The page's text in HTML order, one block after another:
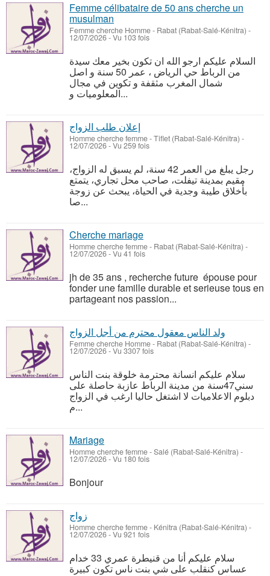
Femme célibataire de 50 ans cherche un
musulman
Femme cherche Homme- Rabat (Rabat-Salé-Kénitra) -
12/07/2026 - Vu 103 fois
السلام عليكم ارجو الله ان تكون بخير معك سيدة
من الرباط حي الرياض ، عمر 50 سنة و اصل
شمال المغرب مثقفة و تكوين في مجال
المعلوميات و...
إعلان طلب الزواج
Homme cherche femme-Tiflet (Rabat-Salé-Kénitra) -
12/07/2026 - Vu 259 fois
رجل يبلغ من العمر 42 سنة، لم يسبق له الزواج،
مقيم بمدينة تيفلت، صاحب محل تجاري، يتمتع
بأخلاق طيبة وجدية في الحياة، يبحث عن زوجة
صا...
Cherche mariage
Homme cherche femme- Rabat (Rabat-Salé-Kénitra) -
12/07/2026 - Vu 41 fois
jh de 35 ans , recherche future épouse pour
fonder une famille durable et serieuse tous en
partageant nos passion...
ولد الناس معقول محترم من أجل الزواج
Femme cherche Homme- Rabat (Rabat-Salé-Kénitra) -
12/07/2026 - Vu 3307 fois
سلام عليكم انسانة محترمة خلوقة بنت الناس
سني47سنة من مدينة الرباط عازبة حاصلة على
دبلوم الاعلاميات لا اشتغل حاليا ارغب في الزواج
م...
Mariage
Homme cherche femme-Salé (Rabat-Salé-Kénitra) -
12/07/2026 - Vu 180 fois
Bonjour
زواج
Homme cherche femme- Kénitra (Rabat-Salé-Kénitra) -
12/07/2026 - Vu 921 fois
سلام عليكم أنا من قنيطرة عمري 33 خدام
عساس كنقلب على شي بنت ناس تكون كبيرة